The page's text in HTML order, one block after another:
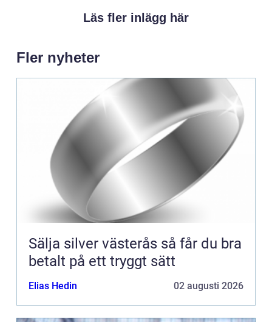
Läs fler inlägg här
Fler nyheter
Sälja silver västerås så får du bra
betalt på ett tryggt sätt
Elias Hedin 02 augusti 2026